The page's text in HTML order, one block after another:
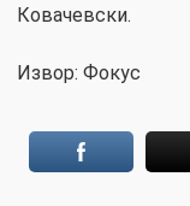
Ковачевски.
Извор: Фокус